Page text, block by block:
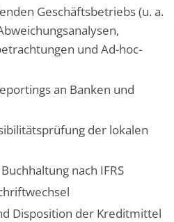
Geschäftsbetriebs (u. a.
und Ad-hoc-
an Banken und
der lokalen
nach IFRS
Disposition der Kreditmittel